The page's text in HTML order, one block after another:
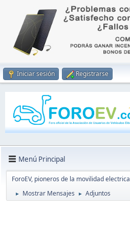
Iniciar sesión Registrarse
Menú Principal
ForoEV, pioneros de la movilidad electrica
► Mostrar Mensajes ► Adjuntos